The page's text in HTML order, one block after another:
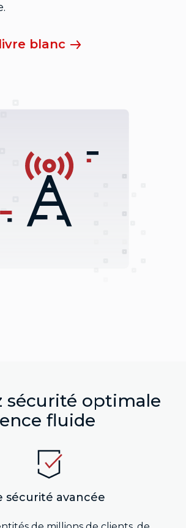
blanc
sécurité optimale
fluide
sécurité avancée